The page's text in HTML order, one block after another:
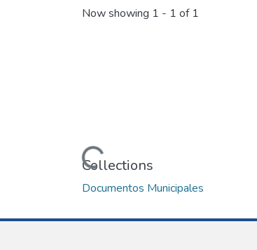
Now showing 1 - 1 of 1
Loading...
Collections
Documentos Municipales